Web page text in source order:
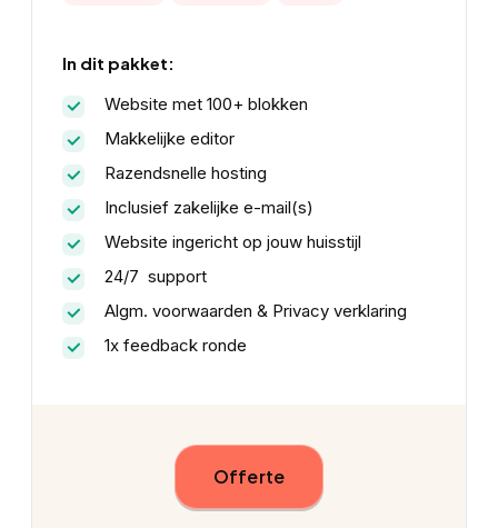
In dit pakket:
Website met 100+ blokken
Makkelijke editor
Razendsnelle hosting
Inclusief zakelijke e-mail(s)
Website ingericht op jouw huisstijl
24/7 support
Algm. voorwaarden & Privacy verklaring
1x feedback ronde
Offerte